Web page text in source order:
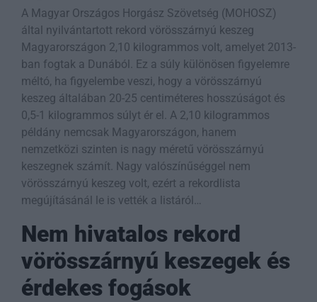
A Magyar Országos Horgász Szövetség (MOHOSZ)
által nyilvántartott rekord vörösszárnyú keszeg
Magyarországon 2,10 kilogrammos volt, amelyet 2013-
ban fogtak a Dunából. Ez a súly különösen figyelemre
méltó, ha figyelembe veszi, hogy a vörösszárnyú
keszeg általában 20-25 centiméteres hosszúságot és
0,5-1 kilogrammos súlyt ér el. A 2,10 kilogrammos
példány nemcsak Magyarországon, hanem
nemzetközi szinten is nagy méretű vörösszárnyú
keszegnek számít. Nagy valószínűséggel nem
vörösszárnyú keszeg volt, ezért a rekordlista
megújításánál le is vették a listáról…
Nem hivatalos rekord
vörösszárnyú keszegek és
érdekes fogások